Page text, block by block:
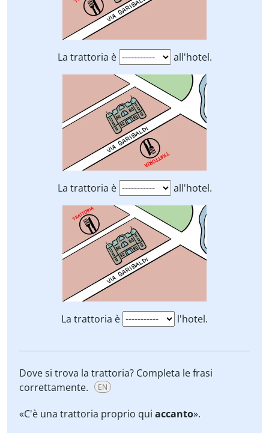
La trattoria è all'hotel.
La trattoria è all'hotel.
La trattoria è l'hotel.
Dove si trova la trattoria? Completa le frasi
correttamente.
EN
«C'è una trattoria proprio qui accanto».